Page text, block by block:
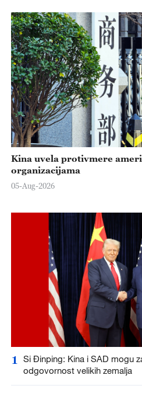
Kina uvela protivmere
organizacijama
05-Aug-2026
1
Si Đinping: Kina i SAD mogu
odgovornost velikih zemalja